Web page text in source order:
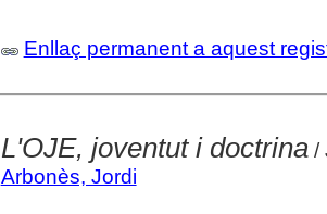
Enllaç permanent a aquest
L'OJE, joventut i doctrina/
Arbonès, Jordi